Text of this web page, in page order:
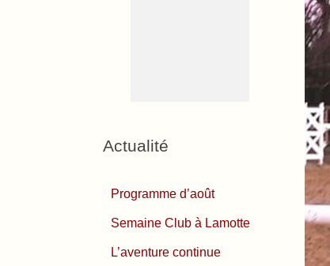
Actualité
Programme d’août
Semaine Club à Lamotte
L’aventure continue